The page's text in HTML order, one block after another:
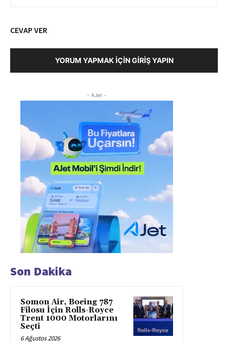
CEVAP VER
YORUM YAPMAK İÇIN GIRIŞ YAPIN
- AJet -
Son Dakika
Somon Air, Boeing 787
Filosu İçin Rolls-Royce
Trent 1000 Motorlarını
Seçti
6 Ağustos 2026